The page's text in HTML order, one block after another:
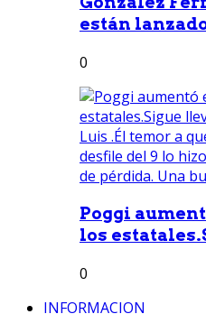
están
0
Poggi
los
0
INFORMACION